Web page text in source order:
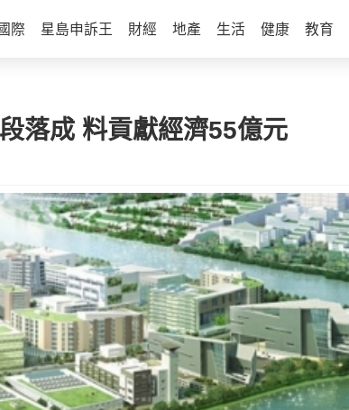
國際 星島申訴王 財經 地產 生活 健康 教育
落成 料貢獻經濟55億元